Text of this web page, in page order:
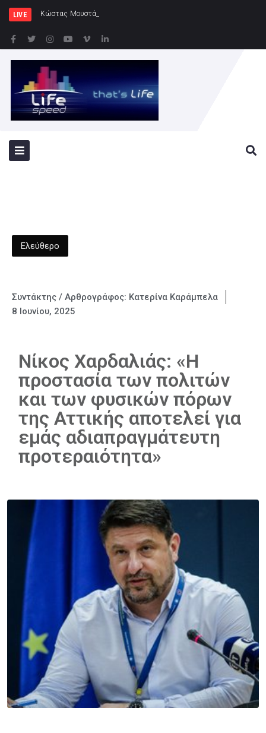
LIVE Κώστας Μουστάκας – Κατερίνα Παπαδημητρί
Ελεύθερο
Συντάκτης / Αρθρογράφος: Κατερίνα Καράμπελα
8 Ιουνίου, 2025
Νίκος Χαρδαλιάς: «Η
προστασία των πολιτών
και των φυσικών πόρων
της Αττικής αποτελεί για
εμάς αδιαπραγμάτευτη
προτεραιότητα»